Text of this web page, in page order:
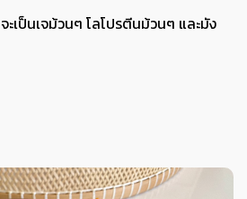
เป็นเจม้วนๆ โลโปรตีนม้วนๆ และมัง